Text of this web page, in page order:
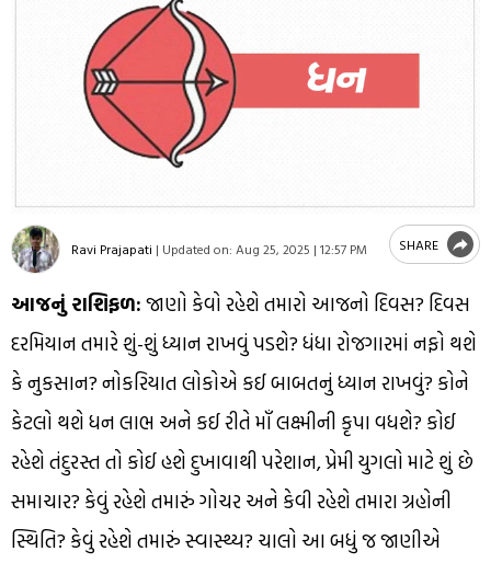
Ravi Prajapati | Updated on: Aug 25, 2025 | 12:57 PM SHARE
આજનું રાશિફળ:જાણો કેવો રહેશે તમારો આજનો દિવસ? દિવસ
દરમિયાન તમારે શું-શું ધ્યાન રાખવું પડશે? ધંધા રોજગારમાં નફો થશે
કે નુકસાન? નોકરિયાત લોકોએ કઈ બાબતનું ધ્યાન રાખવું? કોને
કેટલો થશે ધન લાભ અને કઈ રીતે માઁ લક્ષ્મીની કૃપા વધશે? કોઈ
રહેશે તંદુરસ્ત તો કોઈ હશે દુખાવાથી પરેશાન, પ્રેમી યુગલો માટે શું છે
સમાચાર? કેવું રહેશે તમારું ગોચર અને કેવી રહેશે તમારા ગ્રહોની
સ્થિતિ? કેવું રહેશે તમારું સ્વાસ્થ્ય? ચાલો આ બધું જ જાણીએ